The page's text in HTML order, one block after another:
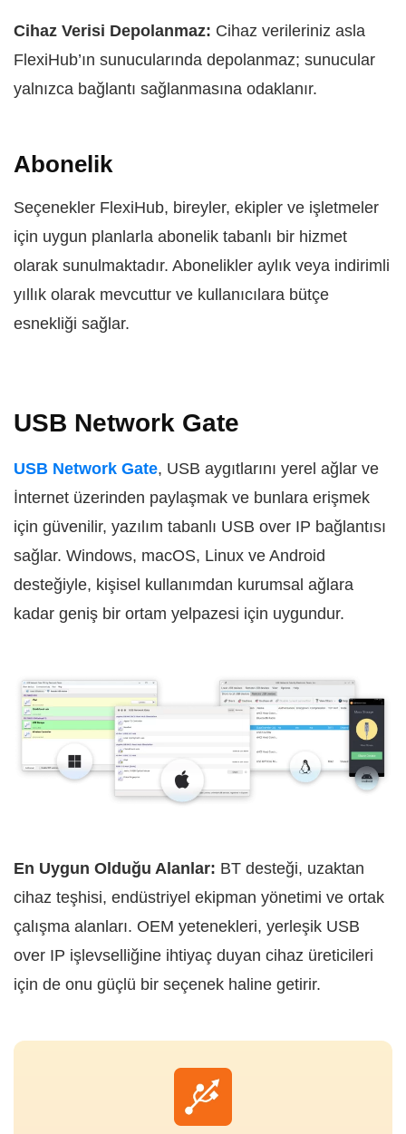
Cihaz Verisi Depolanmaz: Cihaz verileriniz asla
FlexiHub’ın sunucularında depolanmaz; sunucular
yalnızca bağlantı sağlanmasına odaklanır.
Abonelik
Seçenekler FlexiHub, bireyler, ekipler ve işletmeler
için uygun planlarla abonelik tabanlı bir hizmet
olarak sunulmaktadır. Abonelikler aylık veya indirimli
yıllık olarak mevcuttur ve kullanıcılara bütçe
esnekliği sağlar.
USB Network Gate
USB Network Gate, USB aygıtlarını yerel ağlar ve
İnternet üzerinden paylaşmak ve bunlara erişmek
için güvenilir, yazılım tabanlı USB over IP bağlantısı
sağlar. Windows, macOS, Linux ve Android
desteğiyle, kişisel kullanımdan kurumsal ağlara
kadar geniş bir ortam yelpazesi için uygundur.
En Uygun Olduğu Alanlar: BT desteği, uzaktan
cihaz teşhisi, endüstriyel ekipman yönetimi ve ortak
çalışma alanları. OEM yetenekleri, yerleşik USB
over IP işlevselliğine ihtiyaç duyan cihaz üreticileri
için de onu güçlü bir seçenek haline getirir.